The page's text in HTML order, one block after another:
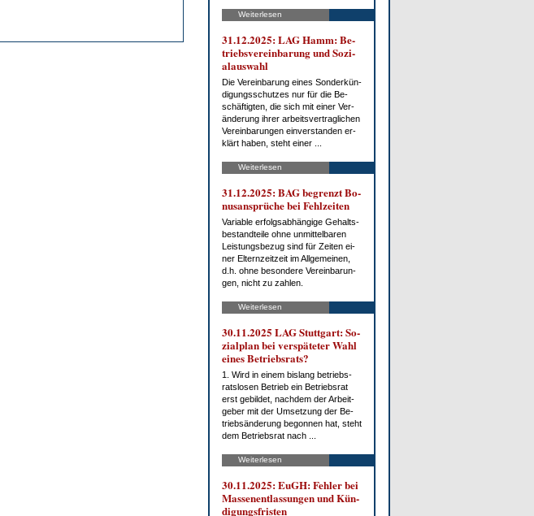
Weiterlesen
31.12.2025: LAG Hamm: Be­
triebs­ver­ein­ba­rung und So­zi­
al­aus­wahl
Die Ver­ein­ba­rung ei­nes Son­der­kün­
di­gungs­schut­zes nur für die Be­
schäf­tig­ten, die sich mit ei­ner Ver­
än­de­rung ih­rer ar­beits­ver­trag­li­chen
Ver­ein­ba­run­gen ein­ver­stan­den er­
klärt ha­ben, steht ei­ner ...
Weiterlesen
31.12.2025: BAG be­grenzt Bo­
nus­an­sprü­che bei Fehl­zei­ten
Va­ria­ble er­folgs­ab­hän­gi­ge Ge­halts­
be­stand­tei­le oh­ne un­mit­tel­ba­ren
Leis­tungs­be­zug sind für Zei­ten ei­
ner El­tern­zeit­zeit im All­ge­mei­nen,
d.h. oh­ne be­son­de­re Ver­ein­ba­run­
gen, nicht zu zah­len.
Weiterlesen
30.11.2025 LAG Stutt­gart: So­
zi­al­plan bei ver­spä­te­ter Wahl
ei­nes Be­triebs­rats?
1. Wird in ei­nem bis­lang be­triebs­
rats­lo­sen Be­trieb ein Be­triebs­rat
erst ge­bil­det, nach­dem der Ar­beit­
ge­ber mit der Um­set­zung der Be­
trieb­s­än­de­rung be­gon­nen hat, steht
dem Be­triebs­rat nach ...
Weiterlesen
30.11.2025: EuGH: Feh­ler bei
Mas­sen­ent­las­sun­gen und Kün­
di­gungs­fris­ten